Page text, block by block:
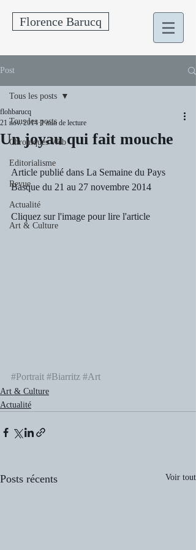
Florence Barucq
Post
Tous les posts
Chroniques Web
Editorialisme
Revue
Actualité
Art & Culture
Tous les posts
Un joyau qui fait mouche
flohbarucq
21 nov. 2014 1 min de lecture
Article publié dans La Semaine du Pays
Basque du 21 au 27 novembre 2014
Cliquez sur l'image pour lire l'article
#Portrait #Biarritz #Art
Art & Culture
Actualité
Posts récents Voir tout